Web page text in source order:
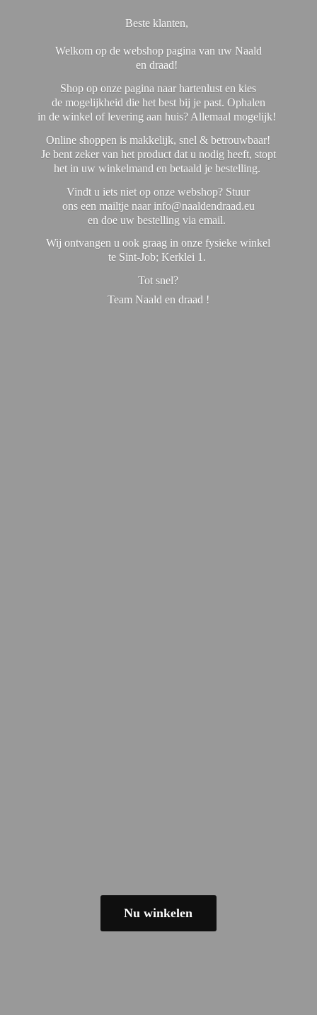
Beste klanten,
Welkom op de webshop pagina van uw Naald
en draad!
Shop op onze pagina naar hartenlust en kies
de mogelijkheid die het best bij je past. Ophalen
in de winkel of levering aan huis? Allemaal mogelijk!
Online shoppen is makkelijk, snel & betrouwbaar!
Je bent zeker van het product dat u nodig heeft, stopt
het in uw winkelmand en betaald je bestelling.
Vindt u iets niet op onze webshop? Stuur
ons een mailtje naar info@naaldendraad.eu
en doe uw bestelling via email.
Wij ontvangen u ook graag in onze fysieke winkel
te Sint-Job; Kerklei 1.
Tot snel?
Team Naald en draad !
Nu winkelen